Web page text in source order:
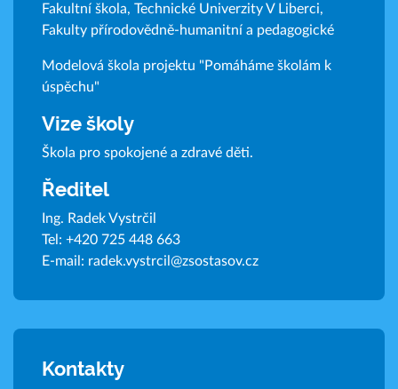
Fakultní škola, Technické Univerzity V Liberci,
Fakulty přírodovědně-humanitní a pedagogické
Modelová škola projektu "Pomáháme školám k
úspěchu"
Vize školy
Škola pro spokojené a zdravé děti.
Ředitel
Ing. Radek Vystrčil
Tel: +420 725 448 663
E-mail: radek.vystrcil@zsostasov.cz
Kontakty